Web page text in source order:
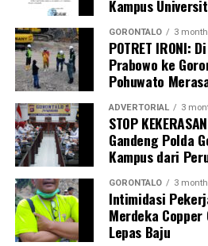
Terkait mekanisme penindakan,
bahwa para oknum yang
dijatuhi sanksi disiplin berat.
digiring ke posko untuk
yustisial, meliputi pembuatan
(BAP) lisan serta
bermeterai untuk tidak
Sebagai langkah lanjutan, draf
pegawai yang terjaring akan
resmi ke instansi atau Organisasi
(OPD) asal mereka sebagai
pembinaan internal oleh kepala
Kampus
GORONTALO 3
POTRET IRONI:
Prabowo ke
Pohuwato
ADVERTORIAL 3
STOP
Gandeng Polda
Kampus dari
GORONTALO 3
Intimidasi
Merdeka Copper
Lepas Baju